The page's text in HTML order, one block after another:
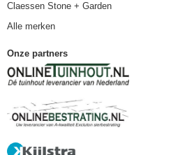
Claessen Stone + Garden
Alle merken
Onze partners